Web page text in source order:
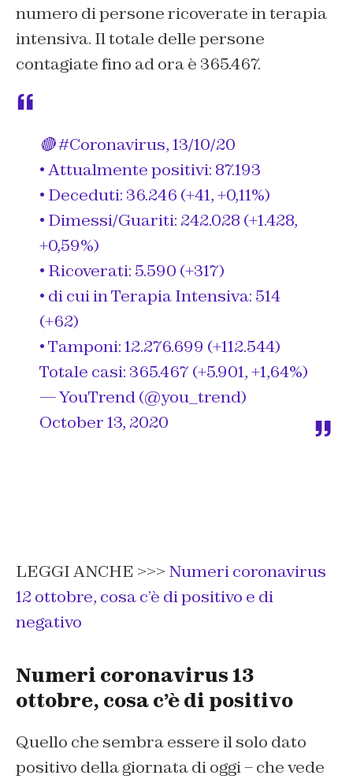
numero di persone ricoverate in terapia
intensiva. Il totale delle persone
contagiate fino ad ora è 365.467.
🔴#Coronavirus, 13/10/20
• Attualmente positivi: 87.193
• Deceduti: 36.246 (+41, +0,11%)
• Dimessi/Guariti: 242.028 (+1.428,
+0,59%)
• Ricoverati: 5.590 (+317)
• di cui in Terapia Intensiva: 514
(+62)
• Tamponi: 12.276.699 (+112.544)
Totale casi: 365.467 (+5.901, +1,64%)
— YouTrend (@you_trend)
October 13, 2020
LEGGI ANCHE >>> Numeri coronavirus
12 ottobre, cosa c’è di positivo e di
negativo
Numeri coronavirus 13
ottobre, cosa c’è di positivo
Quello che sembra essere il solo dato
positivo della giornata di oggi – che vede